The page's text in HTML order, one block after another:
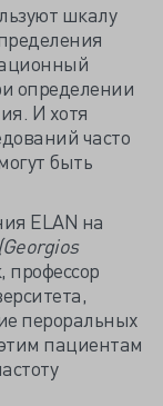
шкалу
определении
И хотя
часто
быть
ELAN на
(Georgios
профессор
пероральных
пациентам